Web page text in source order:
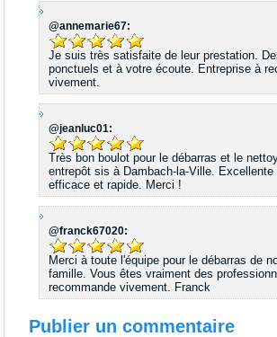
@annemarie67:
Je suis très satisfaite de leur prestation.
ponctuels et à votre écoute. Entreprise à
vivement.
@jeanluc01:
Très bon boulot pour le débarras et le
entrepôt sis à Dambach-la-Ville. Excellente
efficace et rapide. Merci !
@franck67020:
Merci à toute l'équipe pour le débarras de
famille. Vous êtes vraiment des
recommande vivement. Franck
Publier un commentaire